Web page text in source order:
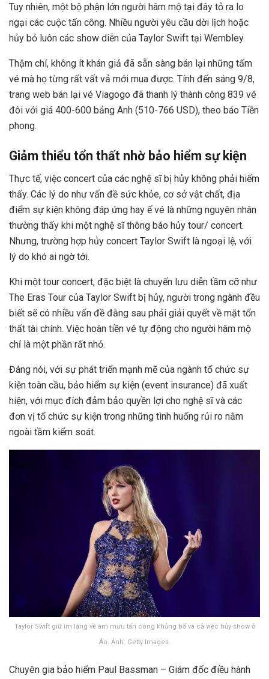
Tuy nhiên, một bộ phận lớn người hâm mộ tại đây tỏ ra lo
ngại các cuộc tấn công. Nhiều người yêu cầu dời lịch hoặc
hủy bỏ luôn các show diễn của Taylor Swift tại Wembley.
Thậm chí, không ít khán giả đã sẵn sàng bán lại những tấm
vé mà họ từng rất vất vả mới mua được. Tính đến sáng 9/8,
trang web bán lại vé Viagogo đã thanh lý thành công 839 vé
đôi với giá 400-600 bảng Anh (510-766 USD), theo báo Tiền
phong.
Giảm thiểu tổn thất nhờ bảo hiểm sự kiện
Thực tế, việc concert của các nghệ sĩ bị hủy không phải hiếm
thấy. Các lý do như vấn đề sức khỏe, cơ sở vật chất, địa
điểm sự kiện không đáp ứng hay ế vé là những nguyên nhân
thường thấy khi một nghệ sĩ thông báo hủy tour/ concert.
Nhưng, trường hợp hủy concert Taylor Swift là ngoại lệ, với
lý do khó ai ngờ tới.
Khi một tour concert, đặc biệt là chuyến lưu diễn tầm cỡ như
The Eras Tour của Taylor Swift bị hủy, người trong ngành đều
biết sẽ có nhiều vấn đề đằng sau phải giải quyết về mặt tổn
thất tài chính. Việc hoàn tiền vé tự động cho người hâm mộ
chỉ là một phần rất nhỏ.
Đáng nói, với sự phát triển mạnh mẽ của ngành tổ chức sự
kiện toàn cầu, bảo hiểm sự kiện (event insurance) đã xuất
hiện, với mục đích đảm bảo quyền lợi cho nghệ sĩ và các
đơn vị tổ chức sự kiện trong những tình huống rủi ro nằm
ngoài tầm kiểm soát.
Taylor Swift giữ im lặng về âm mưu tấn công khủng bố và cả việc hủy show ở
Áo. Ảnh: Getty Images.
Chuyên gia bảo hiểm Paul Bassman – Giám đốc điều hành